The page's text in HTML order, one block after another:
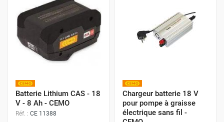
Batterie Lithium CAS - 18
V - 8 Ah - CEMO
Réf. : CE 11388
Chargeur batterie 18 V
pour pompe à graisse
électrique sans fil -